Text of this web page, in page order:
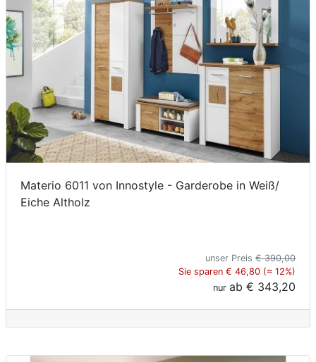
Materio 6011 von Innostyle - Garderobe in Weiß/
Eiche Altholz
unser Preis € 390,00
Sie sparen € 46,80 (≈ 12%)
nur ab € 343,20